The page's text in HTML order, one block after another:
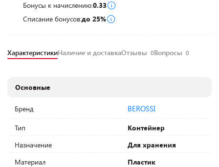
Бонусы к начислению:0.33
Списание бонусов:до 25%
ХарактеристикиНаличие и доставкаОтзывы 0Вопросы 0
Основные
Бренд BEROSSI
Тип
Контейнер
Назначение
Для хранения
Материал
Пластик